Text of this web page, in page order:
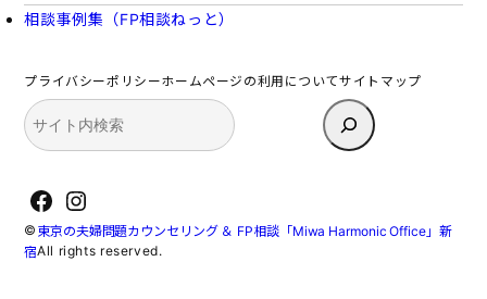
相談事例集（FP相談ねっと）
プライバシーポリシーホームページの利用についてサイトマップ
検
索
Facebook
Instagram
© 東京の夫婦問題カウンセリング ＆ FP相談「Miwa Harmonic Office」新
宿All rights reserved.